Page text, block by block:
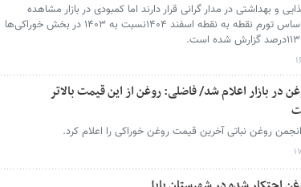
و بهداشتی در مدار گرانی قرار دارند اما کمبودی در بازار مشاهده
نمی‌شود. بر این اساس تورم نقطه به نقطه اسفند ۱۴۰۴نسبت به ۱۴۰۳ در بخش خوراکی‌ها
در بازار اعلام شد/ فاضلی: روغن از این قیمت بالاتر
روغن نباتی آخرین قیمت روغن خوراکی را اعلام کرد.